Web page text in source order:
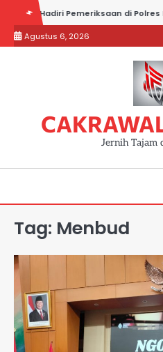
content
Hadiri Pemeriksaan di Polres
Agustus 6, 2026
Jernih Tajam
Tag: Menbud